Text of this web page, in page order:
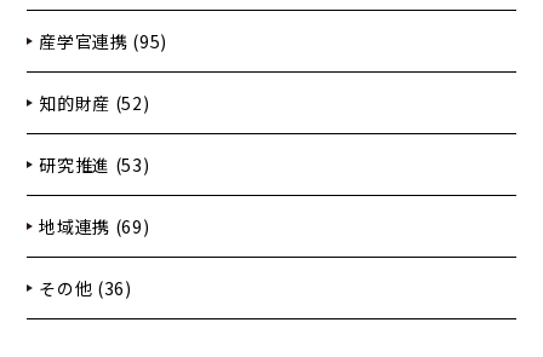
産学官連携 (95)
知的財産 (52)
研究推進 (53)
地域連携 (69)
その他 (36)